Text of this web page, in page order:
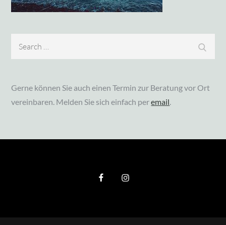
Gerne können Sie auch einen Termin zur Beratung vor Ort
vereinbaren. Melden Sie sich einfach peremail.